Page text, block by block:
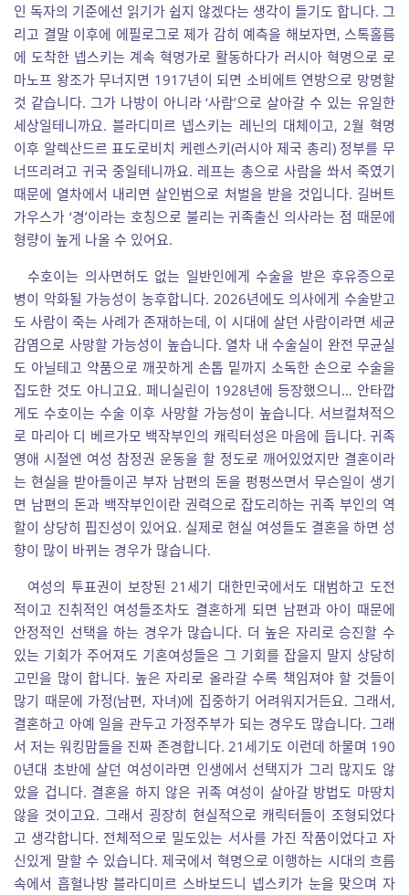
인 독자의 기준에선 읽기가 쉽지 않겠다는 생각이 들기도 합니다. 그
리고 결말 이후에 에필로그로 제가 감히 예측을 해보자면, 스톡홀름
에 도착한 넵스키는 계속 혁명가로 활동하다가 러시아 혁명으로 로
마노프 왕조가 무너지면 1917년이 되면 소비에트 연방으로 망명할
것 같습니다. 그가 나방이 아니라 ‘사람’으로 살아갈 수 있는 유일한
세상일테니까요. 블라디미르 넵스키는 레닌의 대체이고, 2월 혁명
이후 알렉산드르 표도로비치 케렌스키(러시아 제국 총리) 정부를 무
너뜨리려고 귀국 중일테니까요. 레프는 총으로 사람을 쏴서 죽였기
때문에 열차에서 내리면 살인범으로 처벌을 받을 것입니다. 길버트
가우스가 ‘경’이라는 호칭으로 불리는 귀족출신 의사라는 점 때문에
형량이 높게 나올 수 있어요.
수호이는 의사면허도 없는 일반인에게 수술을 받은 후유증으로
병이 악화될 가능성이 농후합니다. 2026년에도 의사에게 수술받고
도 사람이 죽는 사례가 존재하는데, 이 시대에 살던 사람이라면 세균
감염으로 사망할 가능성이 높습니다. 열차 내 수술실이 완전 무균실
도 아닐테고 약품으로 깨끗하게 손톱 밑까지 소독한 손으로 수술을
집도한 것도 아니고요. 페니실린이 1928년에 등장했으니… 안타깝
게도 수호이는 수술 이후 사망할 가능성이 높습니다. 서브컬쳐적으
로 마리아 디 베르가모 백작부인의 캐릭터성은 마음에 듭니다. 귀족
영애 시절엔 여성 참정권 운동을 할 정도로 깨어있었지만 결혼이라
는 현실을 받아들이곤 부자 남편의 돈을 펑펑쓰면서 무슨일이 생기
면 남편의 돈과 백작부인이란 권력으로 잡도리하는 귀족 부인의 역
할이 상당히 핍진성이 있어요. 실제로 현실 여성들도 결혼을 하면 성
향이 많이 바뀌는 경우가 많습니다.
여성의 투표권이 보장된 21세기 대한민국에서도 대범하고 도전
적이고 진취적인 여성들조차도 결혼하게 되면 남편과 아이 때문에
안정적인 선택을 하는 경우가 많습니다. 더 높은 자리로 승진할 수
있는 기회가 주어져도 기혼여성들은 그 기회를 잡을지 말지 상당히
고민을 많이 합니다. 높은 자리로 올라갈 수록 책임져야 할 것들이
많기 때문에 가정(남편, 자녀)에 집중하기 어려워지거든요. 그래서,
결혼하고 아예 일을 관두고 가정주부가 되는 경우도 많습니다. 그래
서 저는 워킹맘들을 진짜 존경합니다. 21세기도 이런데 하물며 190
0년대 초반에 살던 여성이라면 인생에서 선택지가 그리 많지도 않
았을 겁니다. 결혼을 하지 않은 귀족 여성이 살아갈 방법도 마땅치
않을 것이고요. 그래서 굉장히 현실적으로 캐릭터들이 조형되었다
고 생각합니다. 전체적으로 밀도있는 서사를 가진 작품이었다고 자
신있게 말할 수 있습니다. 제국에서 혁명으로 이행하는 시대의 흐름
속에서 흡혈나방 블라디미르 스바보드니 넵스키가 눈을 맞으며 자